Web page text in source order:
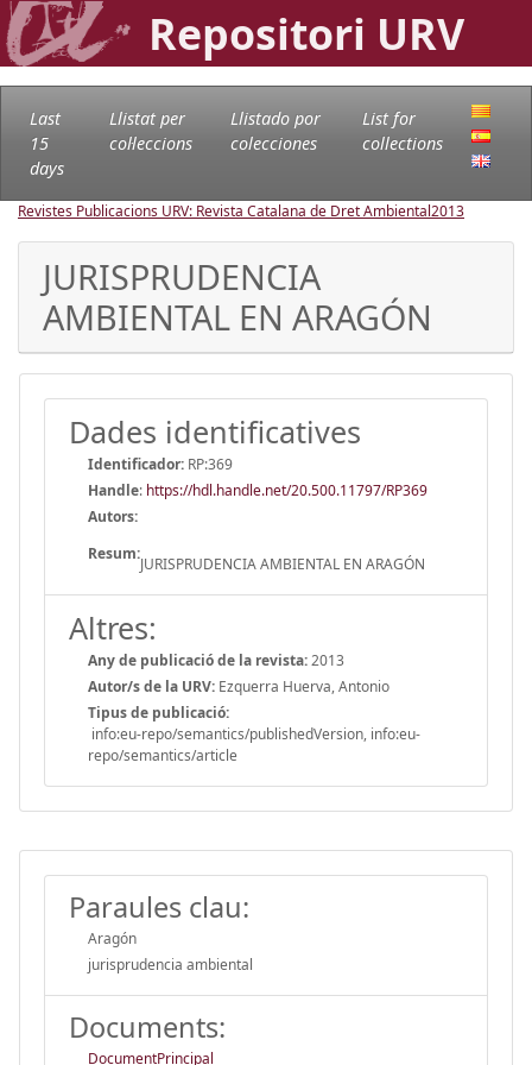
Repositori URV
Last
15
days
Llistat per
col·leccions
Llistado por
colecciones
List for
collections
Revistes Publicacions URV: Revista Catalana de Dret Ambiental2013
JURISPRUDENCIA
AMBIENTAL EN ARAGÓN
Dades identificatives
Identificador: RP:369
Handle: https://hdl.handle.net/20.500.11797/RP369
Autors:
Resum:
JURISPRUDENCIA AMBIENTAL EN ARAGÓN
Altres:
Any de publicació de la revista:2013
Autor/s de la URV: Ezquerra Huerva, Antonio
Tipus de publicació:
info:eu-repo/semantics/publishedVersion, info:eu-
repo/semantics/article
Paraules clau:
Aragón
jurisprudencia ambiental
Documents:
DocumentPrincipal